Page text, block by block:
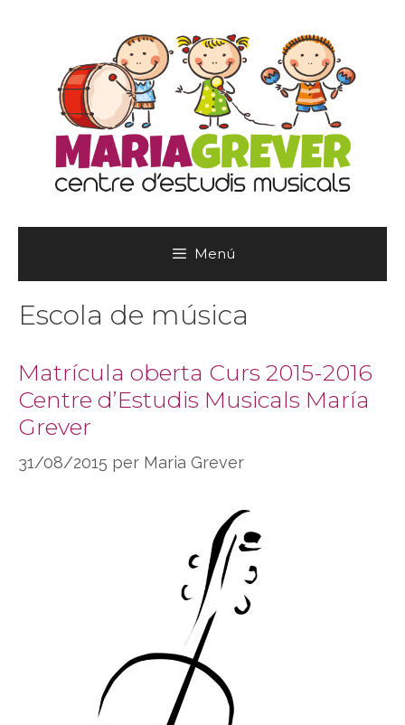
Menú
Escola de música
Matrícula oberta Curs 2015-2016
Centre d’Estudis Musicals María
Grever
31/08/2015 per Maria Grever